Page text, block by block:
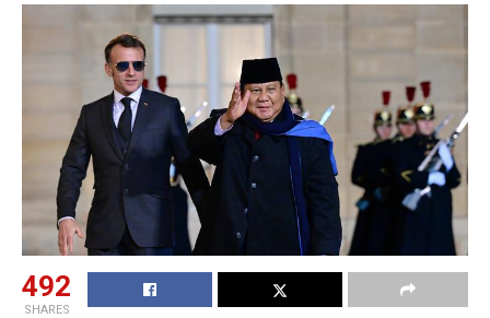
492
SHARES